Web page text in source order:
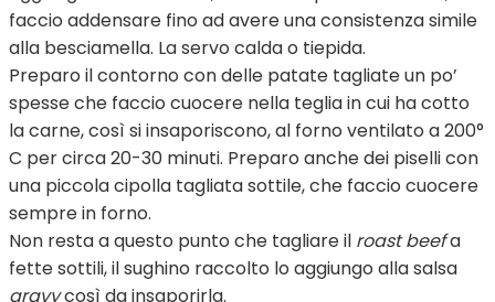
faccio addensare fino ad avere una consistenza simile
alla besciamella. La servo calda o tiepida.
Preparo il contorno con delle patate tagliate un po’
spesse che faccio cuocere nella teglia in cui ha cotto
la carne, così si insaporiscono, al forno ventilato a 200°
C per circa 20-30 minuti. Preparo anche dei piselli con
una piccola cipolla tagliata sottile, che faccio cuocere
sempre in forno.
Non resta a questo punto che tagliare il roast beefa
fette sottili, il sughino raccolto lo aggiungo alla salsa
gravycosì da insaporirla.